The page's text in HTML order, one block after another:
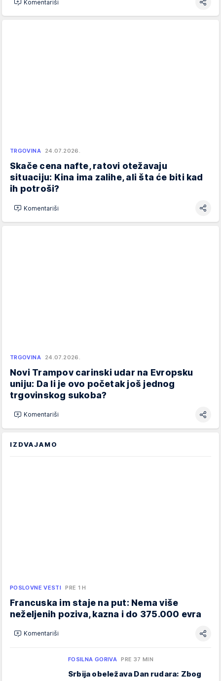
Komentariši
TRGOVINA 24.07.2026.
Skače cena nafte, ratovi otežavaju
situaciju: Kina ima zalihe, ali šta će biti kad
ih potroši?
Komentariši
TRGOVINA 24.07.2026.
Novi Trampov carinski udar na Evropsku
uniju: Da li je ovo početak još jednog
trgovinskog sukoba?
Komentariši
IZDVAJAMO
POSLOVNE VESTI PRE 1 H
Francuska im staje na put: Nema više
neželjenih poziva, kazna i do 375.000 evra
Komentariši
FOSILNA GORIVA PRE 37 MIN
Srbija obeležava Dan rudara: Zbog